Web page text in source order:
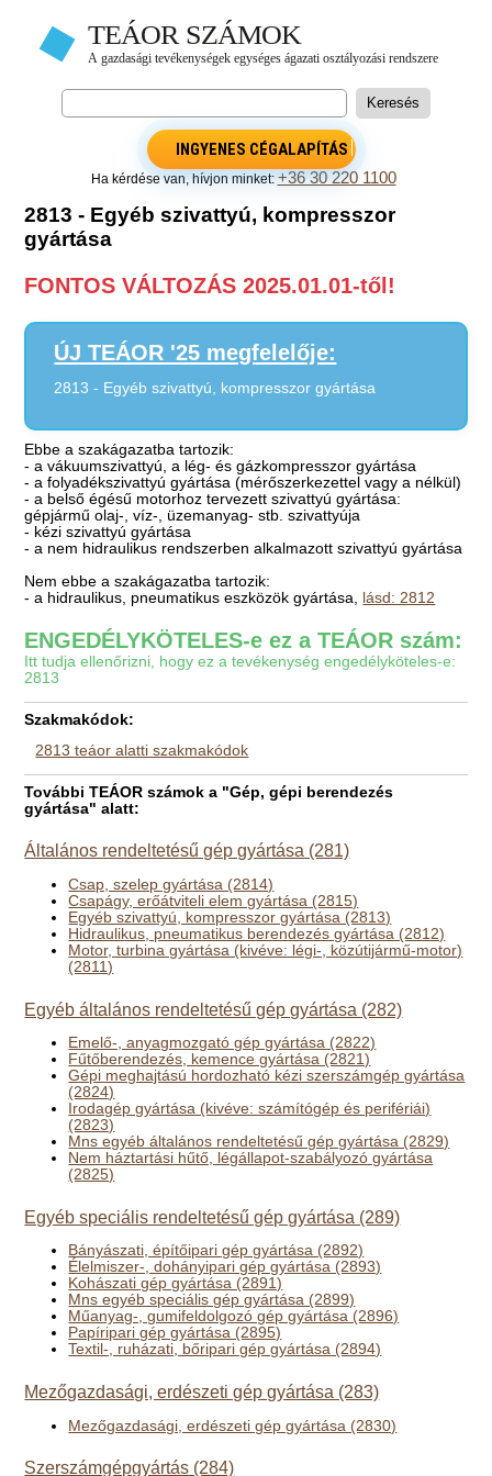
INGYENES CÉGALAPÍTÁS
Ha kérdése van, hívjon minket:+36 30 220 1100
2813 - Egyéb szivattyú, kompresszor
gyártása
FONTOS VÁLTOZÁS 2025.01.01-től!
ÚJ TEÁOR '25 megfelelője:
2813 - Egyéb szivattyú, kompresszor gyártása
Ebbe a szakágazatba tartozik:
- a vákuumszivattyú, a lég- és gázkompresszor gyártása
- a folyadékszivattyú gyártása (mérőszerkezettel vagy a nélkül)
- a belső égésű motorhoz tervezett szivattyú gyártása:
gépjármű olaj-, víz-, üzemanyag- stb. szivattyúja
- kézi szivattyú gyártása
- a nem hidraulikus rendszerben alkalmazott szivattyú gyártása
Nem ebbe a szakágazatba tartozik:
- a hidraulikus, pneumatikus eszközök gyártása, lásd: 2812
ENGEDÉLYKÖTELES-e ez a TEÁOR szám:
Itt tudja ellenőrizni, hogy ez a tevékenység engedélyköteles-e:
2813
Szakmakódok:
2813 teáor alatti szakmakódok
További TEÁOR számok a "Gép, gépi berendezés
gyártása" alatt:
Általános rendeltetésű gép gyártása (281)
Csap, szelep gyártása (2814)
Csapágy, erőátviteli elem gyártása (2815)
Egyéb szivattyú, kompresszor gyártása (2813)
Hidraulikus, pneumatikus berendezés gyártása (2812)
Motor, turbina gyártása (kivéve: légi-, közútijármű-motor)
(2811)
Egyéb általános rendeltetésű gép gyártása (282)
Emelő-, anyagmozgató gép gyártása (2822)
Fűtőberendezés, kemence gyártása (2821)
Gépi meghajtású hordozható kézi szerszámgép gyártása
(2824)
Irodagép gyártása (kivéve: számítógép és perifériái)
(2823)
Mns egyéb általános rendeltetésű gép gyártása (2829)
Nem háztartási hűtő, légállapot-szabályozó gyártása
(2825)
Egyéb speciális rendeltetésű gép gyártása (289)
Bányászati, építőipari gép gyártása (2892)
Élelmiszer-, dohányipari gép gyártása (2893)
Kohászati gép gyártása (2891)
Mns egyéb speciális gép gyártása (2899)
Műanyag-, gumifeldolgozó gép gyártása (2896)
Papíripari gép gyártása (2895)
Textil-, ruházati, bőripari gép gyártása (2894)
Mezőgazdasági, erdészeti gép gyártása (283)
Mezőgazdasági, erdészeti gép gyártása (2830)
Szerszámgépgyártás (284)